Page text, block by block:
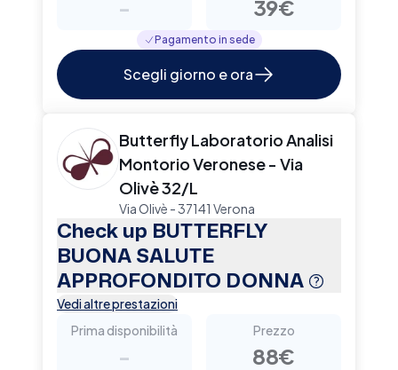
- 39€
Pagamento in sede
Scegli giorno e ora
Butterfly Laboratorio Analisi
Montorio Veronese - Via
Olivè 32/L
Via Olivè - 37141 Verona
Check up BUTTERFLY
BUONA SALUTE
APPROFONDITO DONNA
Vedi altre prestazioni
Prima disponibilità
-
Prezzo
88€